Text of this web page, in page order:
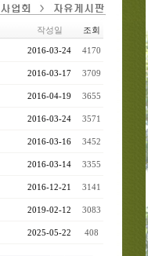
작성일 조회
2016-03-24 4170
2016-03-17 3709
2016-04-19 3655
2016-03-24 3571
2016-03-16 3452
2016-03-14 3355
2016-12-21 3141
2019-02-12 3083
2025-05-22 408